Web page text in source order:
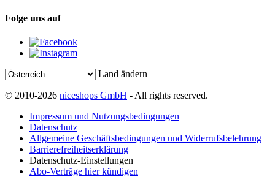
Folge uns auf
Land ändern
© 2010-2026 niceshops GmbH - All rights reserved.
Impressum und Nutzungsbedingungen
Datenschutz
Allgemeine Geschäftsbedingungen und Widerrufsbelehrung
Barrierefreiheitserklärung
Datenschutz-Einstellungen
Abo-Verträge hier kündigen